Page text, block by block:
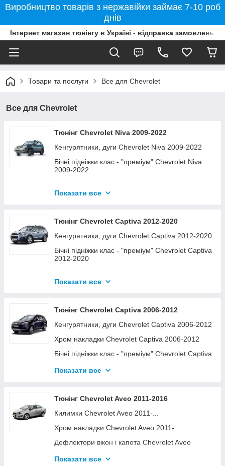
Виробництво товарів з нержавійки займає 7-10 роб
днів
Інтернет магазин тюнінгу в Україні - відправка замовлень
Товари та послуги Все для Chevrolet
Все для Chevrolet
Тюнінг Chevrolet Niva 2009-2022
Кенгурятники, дуги Chevrolet Niva 2009-2022
Бічні підніжки клас - "преміум" Chevrolet Niva
2009-2022
2022
2022
Дефлектори вікон Niva 2009-2022
Багажна система Chevrolet Niva 2009-2022
Показати все
Тюнінг Chevrolet Captiva 2012-2020
Кенгурятники, дуги Chevrolet Captiva 2012-2020
Бічні підніжки клас - "преміум" Chevrolet Captiva
2012-2020
Бризговики Chevrolet Captiva 2012-2020
Дефлектори вікон Chevrolet Captiva 2012-2020
Бічні підніжки клас - "стандарт" Chevrolet Captiva
2012-2020
Декоративні накладки Chevrolet Captiva 2012-
Показати все
Тюнінг Chevrolet Captiva 2006-2012
Кенгурятники, дуги Chevrolet Captiva 2006-2012
Хром накладки Chevrolet Captiva 2006-2012
Бічні підніжки клас - "преміум" Chevrolet Captiva
Бічні підніжки клас - "стандарт" Chevrolet Captiva
Показати все
Тюнінг Chevrolet Aveo 2011-2016
Килимки Chevrolet Aveo 2011-...
Хром накладки Chevrolet Aveo 2011-...
Дефлектори вікон і капота Chevrolet Aveo
Показати все